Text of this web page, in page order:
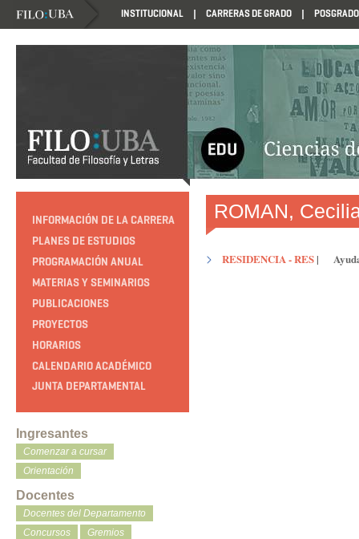
INSTITUCIONAL CARRERAS DE GRADO POSGRADO
HTTP://EDUCACION.FILO.UBA.AR/PROGRAMACION1985
INFORMACIÓN DE LA CARRERA
PLANES DE ESTUDIOS
PROGRAMACIÓN ANUAL
MATERIAS Y SEMINARIOS
PUBLICACIONES
PROYECTOS
HORARIOS
CALENDARIO ACADÉMICO
JUNTA DEPARTAMENTAL
Ingresantes
Comenzar a cursar
Orientación
Docentes
Docentes del Departamento
Concursos
Gremios
ROMAN,
RESIDENCIA - RES|